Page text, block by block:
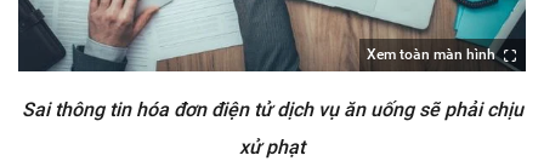
Xem toàn màn hình
Sai thông tin hóa đơn điện tử dịch vụ ăn uống sẽ phải chịu
xử phạt